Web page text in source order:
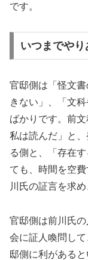
です。
いつまでや
官邸側は「怪文
きない」、「文
ばかりです。前
私は読んだ」と
る側と、「存在
ても、時間を空
川氏の証言を求
官邸側は前川氏
会に証人喚問し
邸側に利がある